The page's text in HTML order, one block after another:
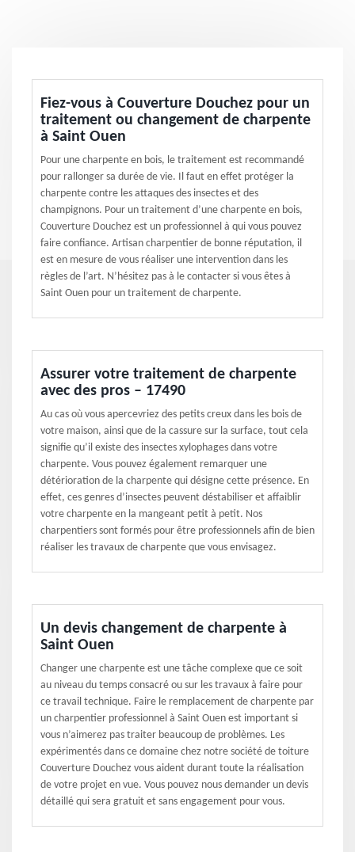
Fiez-vous à Couverture Douchez pour un
traitement ou changement de charpente
à Saint Ouen
Pour une charpente en bois, le traitement est recommandé
pour rallonger sa durée de vie. Il faut en effet protéger la
charpente contre les attaques des insectes et des
champignons. Pour un traitement d’une charpente en bois,
Couverture Douchez est un professionnel à qui vous pouvez
faire confiance. Artisan charpentier de bonne réputation, il
est en mesure de vous réaliser une intervention dans les
règles de l’art. N’hésitez pas à le contacter si vous êtes à
Saint Ouen pour un traitement de charpente.
Assurer votre traitement de charpente
avec des pros – 17490
Au cas où vous apercevriez des petits creux dans les bois de
votre maison, ainsi que de la cassure sur la surface, tout cela
signifie qu’il existe des insectes xylophages dans votre
charpente. Vous pouvez également remarquer une
détérioration de la charpente qui désigne cette présence. En
effet, ces genres d’insectes peuvent déstabiliser et affaiblir
votre charpente en la mangeant petit à petit. Nos
charpentiers sont formés pour être professionnels afin de bien
réaliser les travaux de charpente que vous envisagez.
Un devis changement de charpente à
Saint Ouen
Changer une charpente est une tâche complexe que ce soit
au niveau du temps consacré ou sur les travaux à faire pour
ce travail technique. Faire le remplacement de charpente par
un charpentier professionnel à Saint Ouen est important si
vous n’aimerez pas traiter beaucoup de problèmes. Les
expérimentés dans ce domaine chez notre société de toiture
Couverture Douchez vous aident durant toute la réalisation
de votre projet en vue. Vous pouvez nous demander un devis
détaillé qui sera gratuit et sans engagement pour vous.